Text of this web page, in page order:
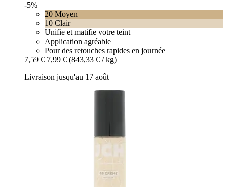
-5%
20 Moyen
10 Clair
Unifie et matifie votre teint
Application agréable
Pour des retouches rapides en journée
7,59 € 7,99 € (843,33 € / kg)
Livraison jusqu'au 17 août